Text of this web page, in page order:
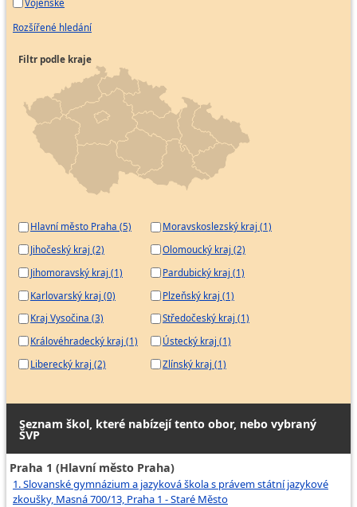
Rozšířené hledání
Filtr podle kraje
Hlavní město Praha (5)
Jihočeský kraj (2)
Jihomoravský kraj (1)
Karlovarský kraj (0)
Kraj Vysočina (3)
Královéhradecký kraj (1)
Liberecký kraj (2)
Moravskoslezský kraj (1)
Olomoucký kraj (2)
Pardubický kraj (1)
Plzeňský kraj (1)
Středočeský kraj (1)
Ústecký kraj (1)
Zlínský kraj (1)
Seznam škol, které nabízejí tento obor, nebo vybraný
ŠVP
Praha 1 (Hlavní město Praha)
1. Slovanské gymnázium a jazyková škola s právem státní jazykové
zkoušky, Masná 700/13, Praha 1 - Staré Město